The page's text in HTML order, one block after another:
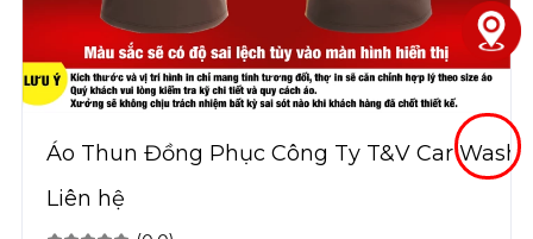
Áo Thun Đồng Phục Công Ty T&V Car Wash
Liên hệ